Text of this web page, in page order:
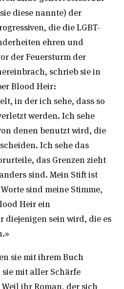
diese nannte) der
die die LGBT-
ehren und
der Feuersturm der
schrieb sie in
Blood Heir:
in der ich sehe, dass so
werden. Ich sehe
denen benutzt wird, die
Ich sehe das
das Grenzen zieht
sind. Mein Stift ist
sind meine Stimme,
Heir ein
sein wird, die es
sie mit ihrem Buch
mit aller Schärfe
ihr Roman, der sich